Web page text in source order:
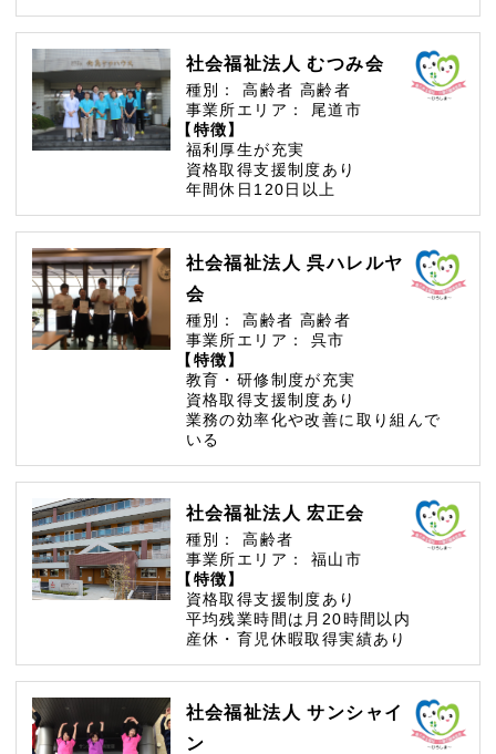
社会福祉法人 むつみ会
種別： 高齢者 高齢者
事業所エリア：
尾道市
【特徴】
福利厚生が充実
資格取得支援制度あり
年間休日120日以上
社会福祉法人 呉ハレルヤ
会
種別： 高齢者 高齢者
事業所エリア：
呉市
【特徴】
教育・研修制度が充実
資格取得支援制度あり
業務の効率化や改善に取り組んで
いる
社会福祉法人 宏正会
種別：
高齢者
事業所エリア：
福山市
【特徴】
資格取得支援制度あり
平均残業時間は月20時間以内
産休・育児休暇取得実績あり
社会福祉法人 サンシャイ
ン